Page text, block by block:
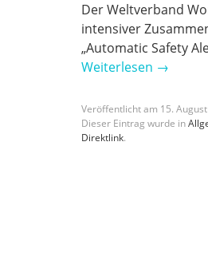
Der Weltverband
intensiver
„Automatic Safety
Weiterlesen →
Veröffentlicht am 15. August
Dieser Eintrag wurde in
Direktlink.